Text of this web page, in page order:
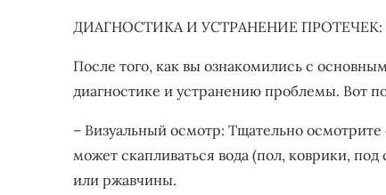
ДИАГНОСТИКА И УСТРАНЕНИЕ
После того, как вы ознакомились с
диагностике и устранению проблемы. Вот
– Визуальный осмотр: Тщательно
может скапливаться вода (пол, коврики,
или ржавчины.